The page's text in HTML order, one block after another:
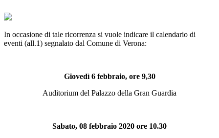
In occasione di tale ricorrenza si vuole indicare il calendario di
eventi (all.1) segnalato dal Comune di Verona:
Giovedì 6 febbraio, ore 9,30
Auditorium del Palazzo della Gran Guardia
Sabato, 08 febbraio 2020 ore 10.30